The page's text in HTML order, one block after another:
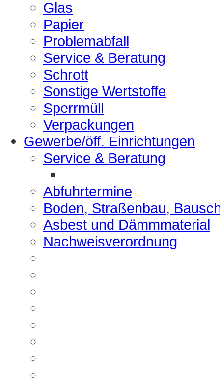
Glas
Papier
Problemabfall
Service & Beratung
Schrott
Sonstige Wertstoffe
Sperrmüll
Verpackungen
Gewerbe/öff. Einrichtungen
Service & Beratung
Abfuhrtermine
Boden, Straßenbau,
Asbest und Dämmmaterial
Nachweisverordnung